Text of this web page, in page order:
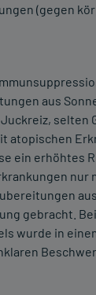
(gegen
aus
ein erhöhtes
nur
gebracht.
wurde in